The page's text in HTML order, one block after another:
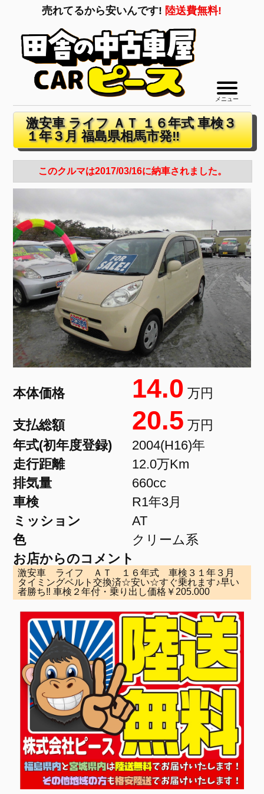
売れてるから安いんです! 陸送費無料!
メニュー
激安車 ライフ ＡＴ １６年式 車検３
１年３月 福島県相馬市発‼
このクルマは2017/03/16に納車されました。
本体価格 14.0 万円
支払総額 20.5 万円
年式(初年度登録)
2004(H16)年
走行距離
12.0万Km
排気量
660cc
車検
R1年3月
ミッション
AT
色
クリーム系
お店からのコメント
激安車 ライフ ＡＴ １６年式 車検３１年３月
タイミングベルト交換済☆安い☆すぐ乗れます♪早い
者勝ち‼ 車検２年付・乗り出し価格￥205.000